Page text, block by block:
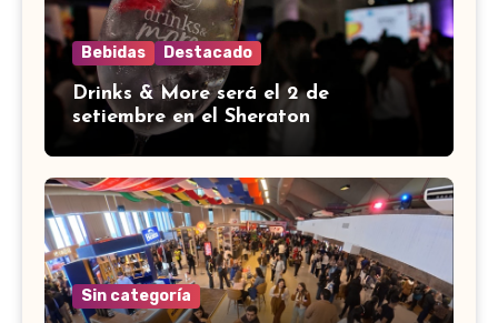
Bebidas Destacado
Drinks & More será el 2 de
setiembre en el Sheraton
Sin categoría